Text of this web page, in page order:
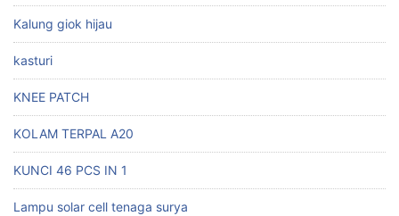
Kalung giok hijau
kasturi
KNEE PATCH
KOLAM TERPAL A20
KUNCI 46 PCS IN 1
Lampu solar cell tenaga surya